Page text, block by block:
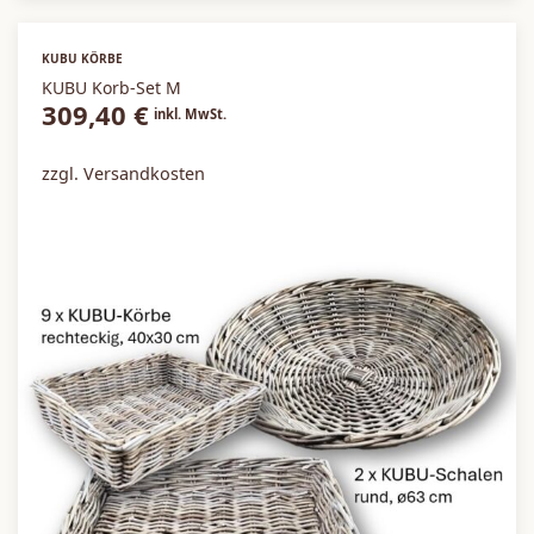
KUBU KÖRBE
KUBU Korb-Set M
309,40 € inkl. MwSt.
zzgl. Versandkosten